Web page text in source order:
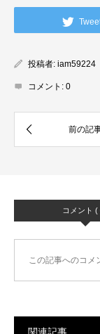
投稿者: iam59224
コメント: 0
コメント (
この記事へのコメ
関連記事